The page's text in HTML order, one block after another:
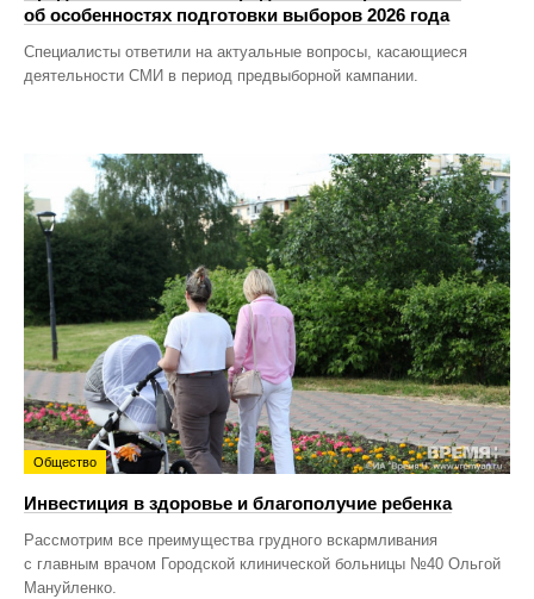
об особенностях подготовки выборов 2026 года
Специалисты ответили на актуальные вопросы, касающиеся
деятельности СМИ в период предвыборной кампании.
Общество
Инвестиция в здоровье и благополучие ребенка
Рассмотрим все преимущества грудного вскармливания
с главным врачом Городской клинической больницы №40 Ольгой
Мануйленко.